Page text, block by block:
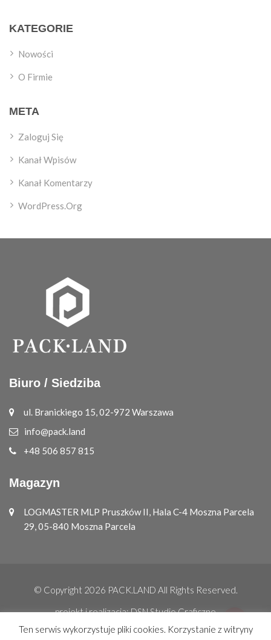
KATEGORIE
Nowości
O Firmie
META
Zaloguj Się
Kanał Wpisów
Kanał Komentarzy
WordPress.org
Biuro / Siedziba
ul. Branickiego 15, 02-972 Warszawa
info@pack.land
+48 506 857 815
Magazyn
LOGMASTER MLP Pruszków II, Hala C-4 Moszna Parcela
29, 05-840 Moszna Parcela
© Copyright 2026 PACK.LAND All Rights Reserved.
projekt i realizacja:DSN Studio Graficzne
Ten serwis wykorzystuje pliki cookies. Korzystanie z witryny